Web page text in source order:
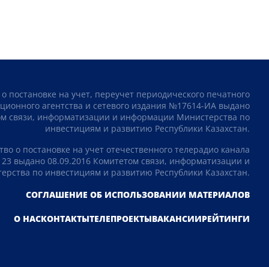
постановке на учет, переучет периодического печатного
агентства и сетевого издания №17614-ИА выдано
связи, информатизации и информации Министерства по
инвестициям и развитию Республики Казахстан.
о постановке на учет отечественного телерадио канала
выдано 08.09.2016 Комитетом связи, информатизации и
по инвестициям и развитию Республики Казахстан.
СОГЛАШЕНИЕ ОБ ИСПОЛЬЗОВАНИИ МАТЕРИАЛОВ
О НАСКОНТАКТЫТЕЛЕПРОЕКТЫВАКАНСИИРЕЙТИНГИ